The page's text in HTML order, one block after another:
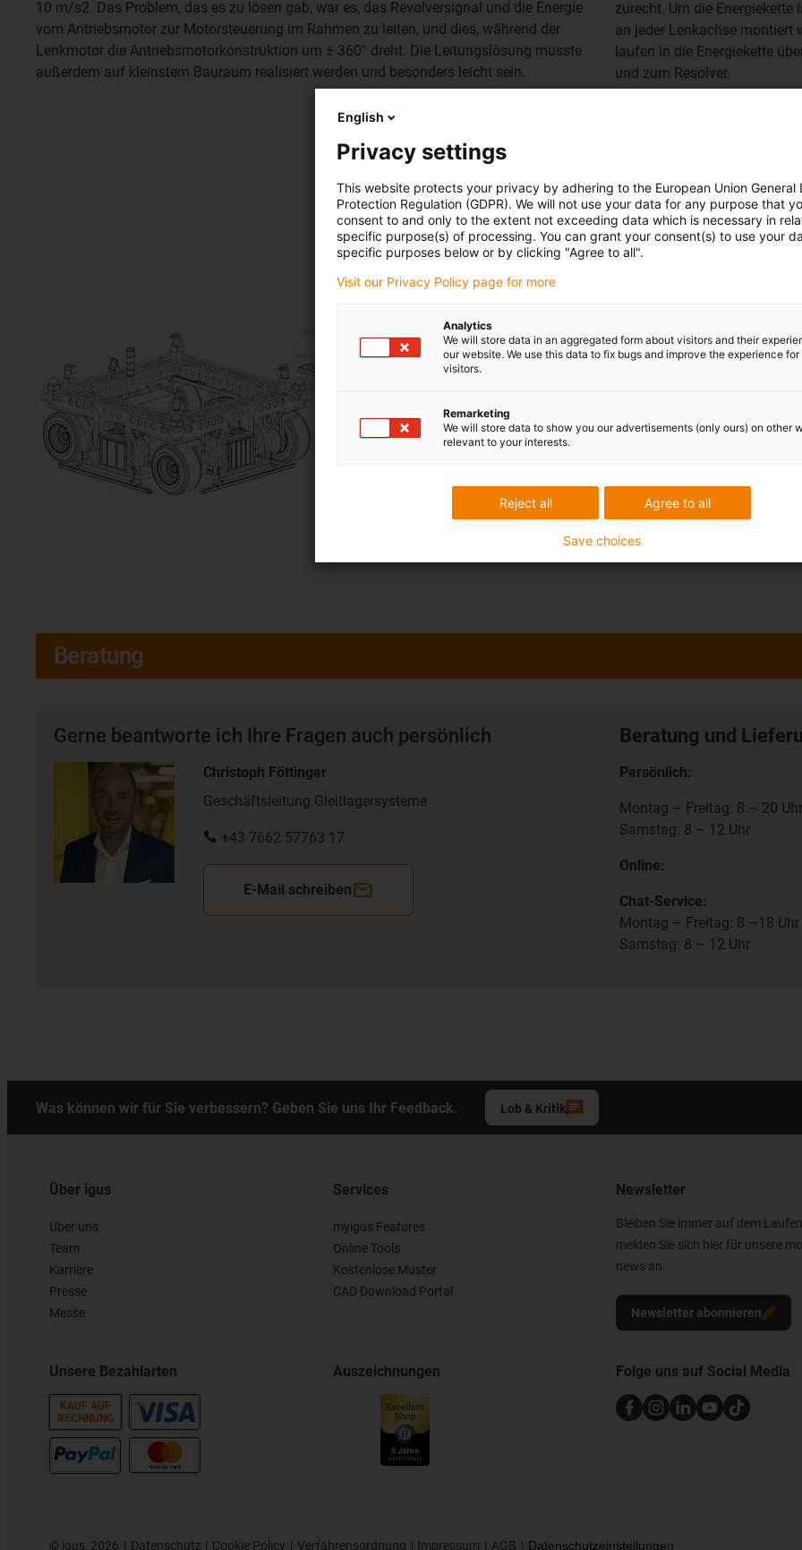
10 m/s2. Das Problem, das es zu lösen gab, war es, das Revolversignal und die Energie
vom Antriebsmotor zur Motorsteuerung im Rahmen zu leiten, und dies, während der
Lenkmotor die Antriebsmotorkonstruktion um ± 360° dreht. Die Leitungslösung musste
außerdem auf kleinstem Bauraum realisiert werden und besonders leicht sein.
zurecht. Um die
an jeder Lenkachse montiert
laufen in die Energiekette
und zum Resolver.
Übersicht E2 mini
Beratung
Gerne beantworte ich Ihre Fragen auch persönlich
Christoph Föttinger
Geschäftsleitung Gleitlagersysteme
+43 7662 57763 17
E-Mail schreiben
Beratung und
Persönlich:
Montag – Freitag: 8 – 20 Uhr
Samstag: 8 – 12 Uhr
Online:
Chat-Service:
Montag – Freitag: 8 –18 Uhr
Samstag: 8 – 12 Uhr
Was können wir für Sie verbessern? Geben Sie uns Ihr Feedback. Lob & Kritik
Über igus
Über uns
Team
Karriere
Presse
Messe
Unsere Bezahlarten
KAUF AUF
RECHNUNG
Services
myigus Features
Online Tools
Kostenlose Muster
CAD Download Portal
Auszeichnungen
Newsletter
Bleiben Sie immer auf dem
melden Sie sich hier für unsere
news an.
Newsletter abonnieren
Folge uns auf Social Media
© igus, 2026 Datenschutz Cookie Policy Verfahrensordnung Impressum AGB Datenschutzeinstellungen
English
Privacy settings
This website protects your privacy by adhering to the European Union General
Protection Regulation (GDPR). We will not use your data for any purpose that
consent to and only to the extent not exceeding data which is necessary in
specific purpose(s) of processing. You can grant your consent(s) to use your
specific purposes below or by clicking "Agree to all".
Visit our Privacy Policy page for more
Analytics
We will store data in an aggregated form about visitors and their
our website. We use this data to fix bugs and improve the experience for
visitors.
Remarketing
We will store data to show you our advertisements (only ours) on other
relevant to your interests.
Agree to all
Reject all
Save choices